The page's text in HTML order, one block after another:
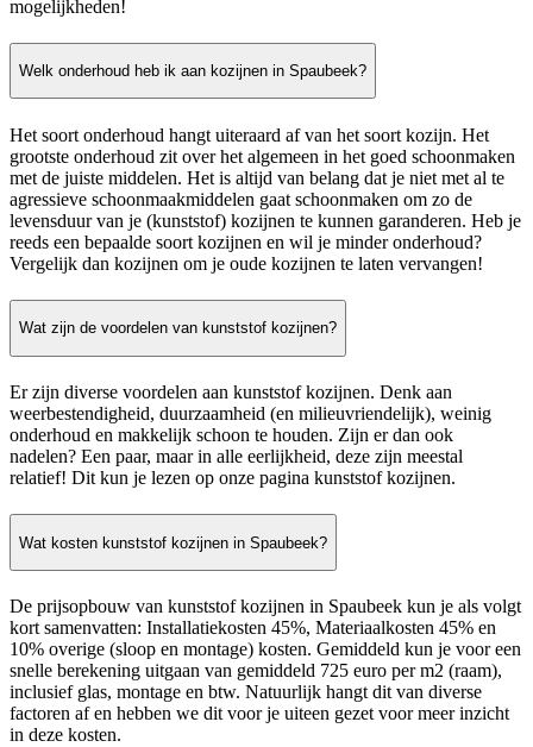
mogelijkheden!
Welk onderhoud heb ik aan kozijnen in Spaubeek?
Het soort onderhoud hangt uiteraard af van het soort kozijn. Het
grootste onderhoud zit over het algemeen in het goed schoonmaken
met de juiste middelen. Het is altijd van belang dat je niet met al te
agressieve schoonmaakmiddelen gaat schoonmaken om zo de
levensduur van je (kunststof) kozijnen te kunnen garanderen. Heb je
reeds een bepaalde soort kozijnen en wil je minder onderhoud?
Vergelijk dan kozijnen om je oude kozijnen te laten vervangen!
Wat zijn de voordelen van kunststof kozijnen?
Er zijn diverse voordelen aan kunststof kozijnen. Denk aan
weerbestendigheid, duurzaamheid (en milieuvriendelijk), weinig
onderhoud en makkelijk schoon te houden. Zijn er dan ook
nadelen? Een paar, maar in alle eerlijkheid, deze zijn meestal
relatief! Dit kun je lezen op onze pagina kunststof kozijnen.
Wat kosten kunststof kozijnen in Spaubeek?
De prijsopbouw van kunststof kozijnen in Spaubeek kun je als volgt
kort samenvatten: Installatiekosten 45%, Materiaalkosten 45% en
10% overige (sloop en montage) kosten. Gemiddeld kun je voor een
snelle berekening uitgaan van gemiddeld 725 euro per m2 (raam),
inclusief glas, montage en btw. Natuurlijk hangt dit van diverse
factoren af en hebben we dit voor je uiteen gezet voor meer inzicht
in deze kosten.